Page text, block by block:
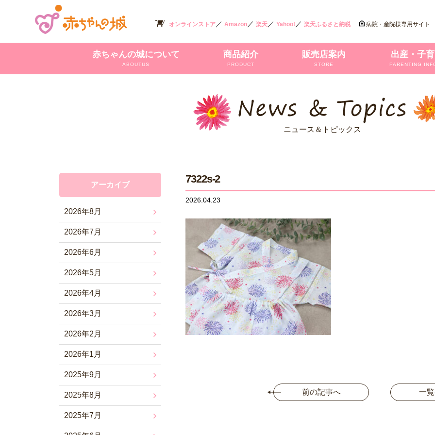
オンラインストア／ Amazon／ 楽天／ Yahoo! ／ 楽天ふるさと納税 病院・産院様専用サイト
赤ちゃんの城について
ABOUTUS
商品紹介
PRODUCT
販売店案内
STORE
出産・子
PARENTING
ニュース＆トピックス
7322s-2
2026.04.23
前の記事へ 一
アーカイブ
2026年8月
2026年7月
2026年6月
2026年5月
2026年4月
2026年3月
2026年2月
2026年1月
2025年9月
2025年8月
2025年7月